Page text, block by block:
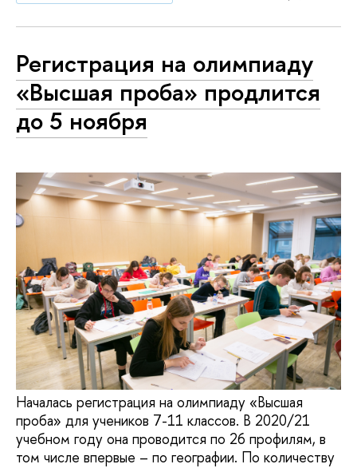
Регистрация на олимпиаду
«Высшая проба» продлится
до 5 ноября
Началась регистрация на олимпиаду «Высшая
проба» для учеников 7-11 классов. В 2020/21
учебном году она проводится по 26 профилям, в
том числе впервые – по географии. По количеству